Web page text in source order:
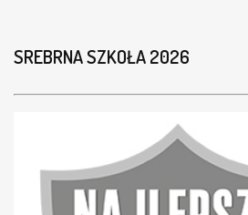
SREBRNA SZKOŁA 2026